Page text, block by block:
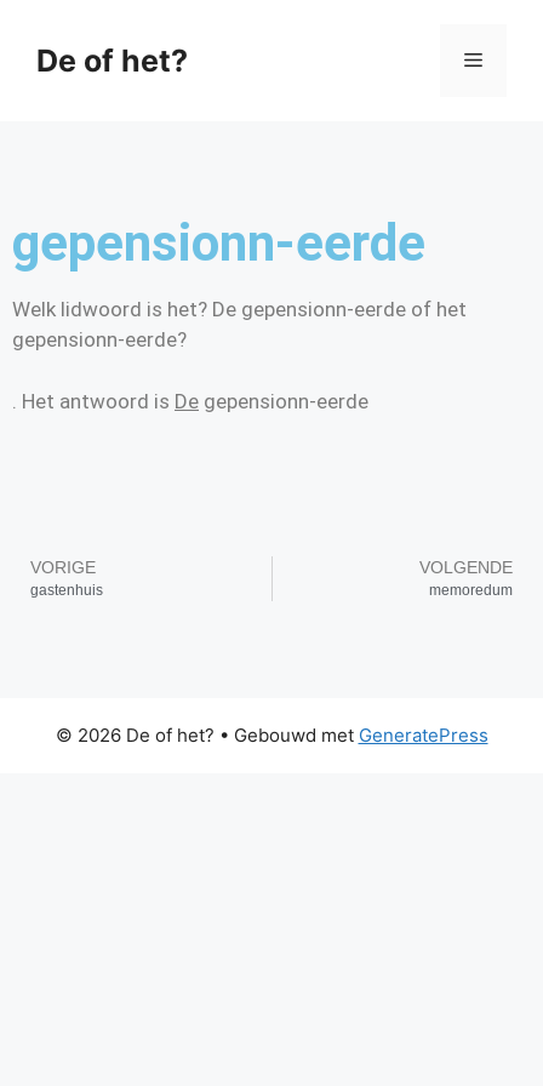
De of het?
gepensionn-eerde
Welk lidwoord is het? De gepensionn-eerde of het
gepensionn-eerde?
. Het antwoord is De gepensionn-eerde
VORIGE
gastenhuis
VOLGENDE
memoredum
© 2026 De of het? • Gebouwd met GeneratePress